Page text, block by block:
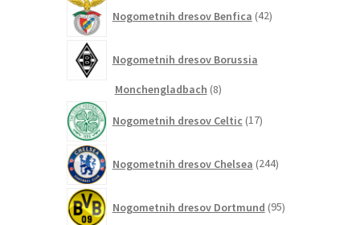
Nogometnih dresov Benfica 42izdelkov
Nogometnih dresov Borussia
Monchengladbach 88
Nogometnih dresov Celtic 17izdelkov
Nogometnih dresov Chelsea 244izdelkov
Nogometnih dresov Dortmund 95izdelkov